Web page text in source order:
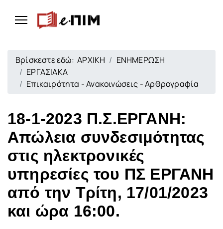
Βρίσκεστε εδώ:ΑΡΧΙΚΗ
ΕΝΗΜΕΡΩΣΗ
ΕΡΓΑΣΙΑΚΑ
Επικαιρότητα - Ανακοινώσεις - Αρθρογραφία
18-1-2023 Π.Σ.ΕΡΓΑΝΗ:
Απώλεια συνδεσιμότητας
στις ηλεκτρονικές
υπηρεσίες του ΠΣ ΕΡΓΑΝΗ
από την Τρίτη, 17/01/2023
και ώρα 16:00.